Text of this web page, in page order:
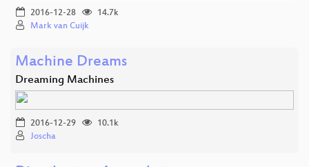
2016-12-28
14.7k
Mark van Cuijk
Machine Dreams
Dreaming Machines
2016-12-29
10.1k
Joscha